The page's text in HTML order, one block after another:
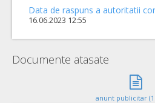
Data de raspuns a autoritatii
16.06.2023 12:55
Documente atasate
anunt publicitar